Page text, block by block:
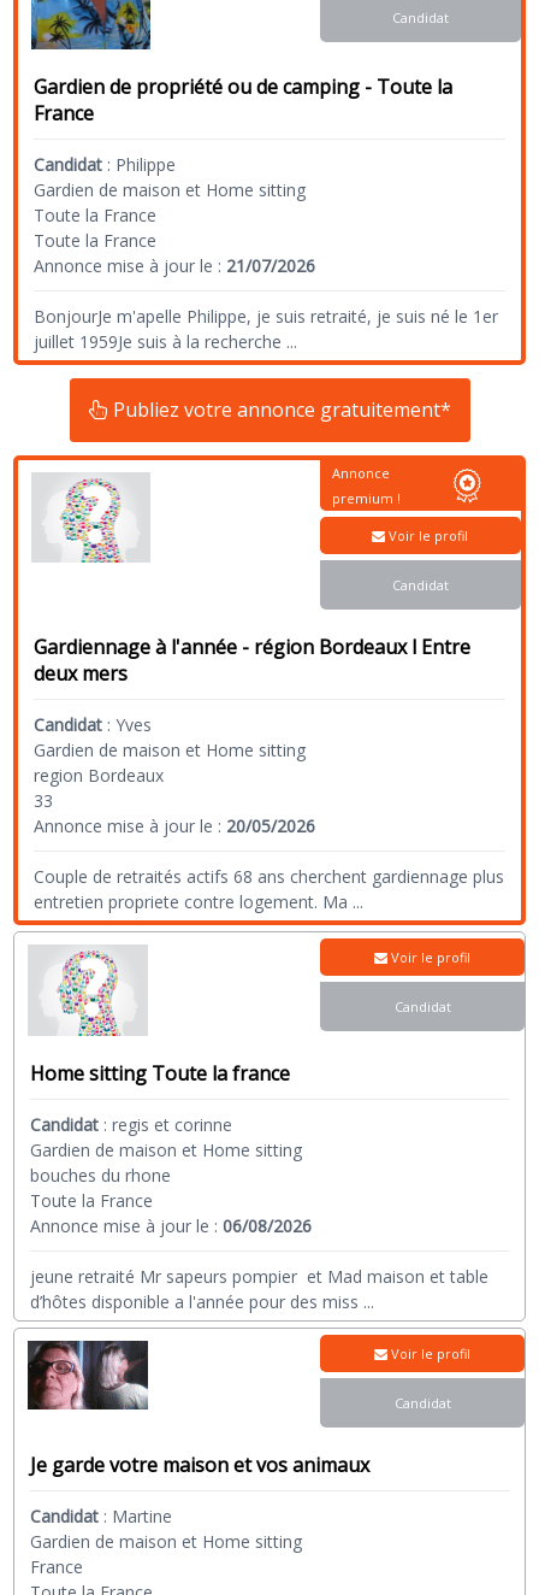
Gardien de propriété ou de camping - Toute la
France
Candidat : Philippe
Gardien de maison et Home sitting
Toute la France
Toute la France
Annonce mise à jour le : 21/07/2026
BonjourJe m'apelle Philippe, je suis retraité, je suis né le 1er
juillet 1959Je suis à la recherche ...
Candidat
Publiez votre annonce gratuitement*
Gardiennage à l'année - région Bordeaux l Entre
deux mers
Candidat :Yves
Gardien de maison et Home sitting
region Bordeaux
33
Annonce mise à jour le : 20/05/2026
Couple de retraités actifs 68 ans cherchent gardiennage plus
entretien propriete contre logement. Ma ...
Annonce
premium !
Voir le profil
Candidat
Home sitting Toute la france
Candidat :regis et corinne
Gardien de maison et Home sitting
bouches du rhone
Toute la France
Annonce mise à jour le :06/08/2026
jeune retraité Mr sapeurs pompier et Mad maison et table
d’hôtes disponible a l'année pour des miss ...
Voir le profil
Candidat
Je garde votre maison et vos animaux
Candidat : Martine
Gardien de maison et Home sitting
France
Voir le profil
Candidat